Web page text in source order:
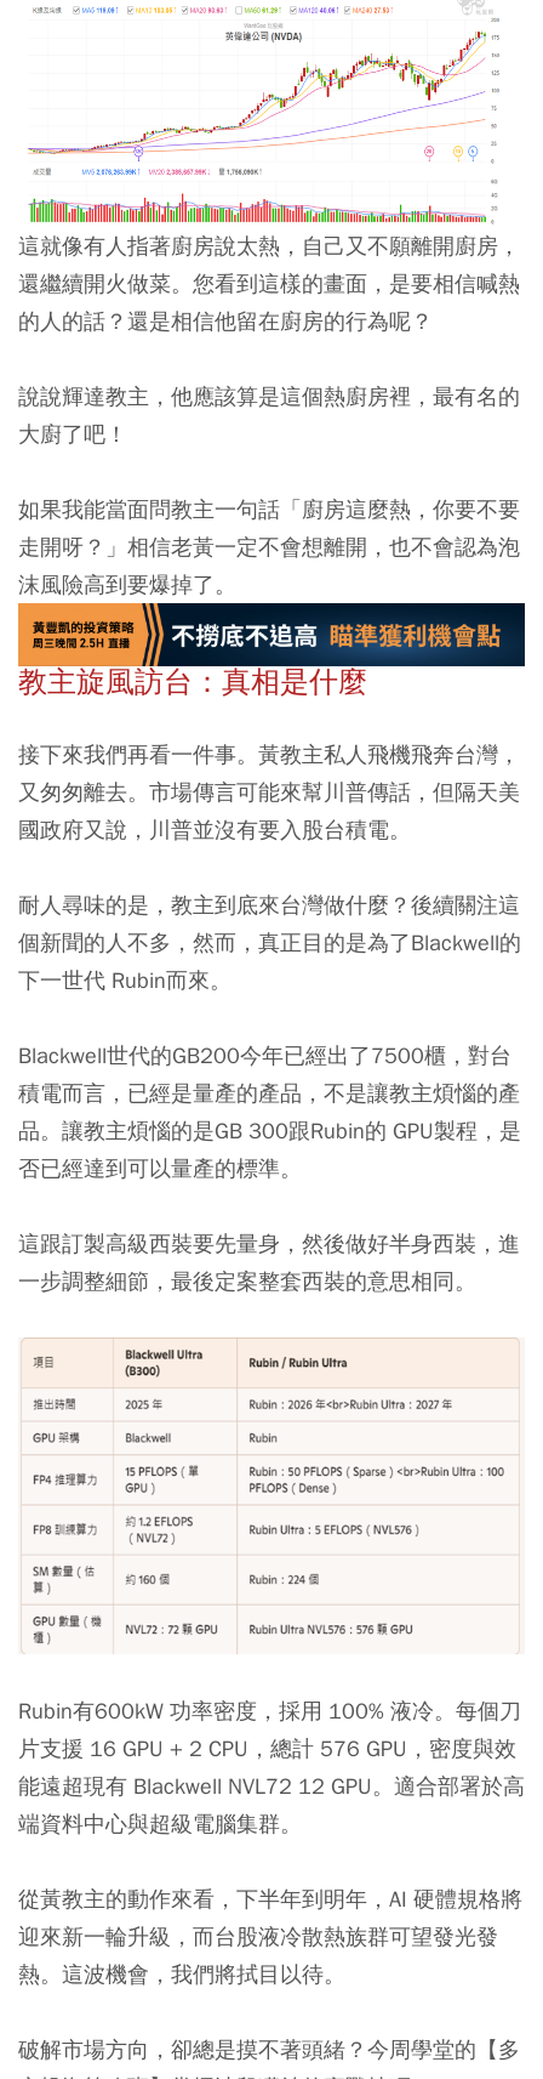
這就像有人指著廚房說太熱，自己又不願離開廚房，
還繼續開火做菜。您看到這樣的畫面，是要相信喊熱
的人的話？還是相信他留在廚房的行為呢？
說說輝達教主，他應該算是這個熱廚房裡，最有名的
大廚了吧！
如果我能當面問教主一句話「廚房這麼熱，你要不要
走開呀？」相信老黃一定不會想離開，也不會認為泡
沫風險高到要爆掉了。
教主旋風訪台：真相是什麼
接下來我們再看一件事。黃教主私人飛機飛奔台灣，
又匆匆離去。市場傳言可能來幫川普傳話，但隔天美
國政府又說，川普並沒有要入股台積電。
耐人尋味的是，教主到底來台灣做什麼？後續關注這
個新聞的人不多，然而，真正目的是為了Blackwell的
下一世代 Rubin而來。
Blackwell世代的GB200今年已經出了7500櫃，對台
積電而言，已經是量產的產品，不是讓教主煩惱的產
品。讓教主煩惱的是GB 300跟Rubin的 GPU製程，是
否已經達到可以量產的標準。
這跟訂製高級西裝要先量身，然後做好半身西裝，進
一步調整細節，最後定案整套西裝的意思相同。
Rubin有600kW 功率密度，採用 100% 液冷。每個刀
片支援 16 GPU + 2 CPU，總計 576 GPU，密度與效
能遠超現有 Blackwell NVL72 12 GPU。適合部署於高
端資料中心與超級電腦集群。
從黃教主的動作來看，下半年到明年，AI 硬體規格將
迎來新一輪升級，而台股液冷散熱族群可望發光發
熱。這波機會，我們將拭目以待。
破解市場方向，卻總是摸不著頭緒？今周學堂的【多